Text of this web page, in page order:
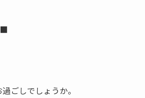
■
ごしでしょうか。